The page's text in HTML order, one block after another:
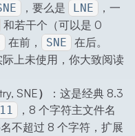
，要么是 LNE
，一
和若干个（可以是 0
在前， SNE
在后。
上未使用，你大致阅读
SNE）
：这是经典 8.3
，8 个字符主文件名
不超过 8 个字符，扩展